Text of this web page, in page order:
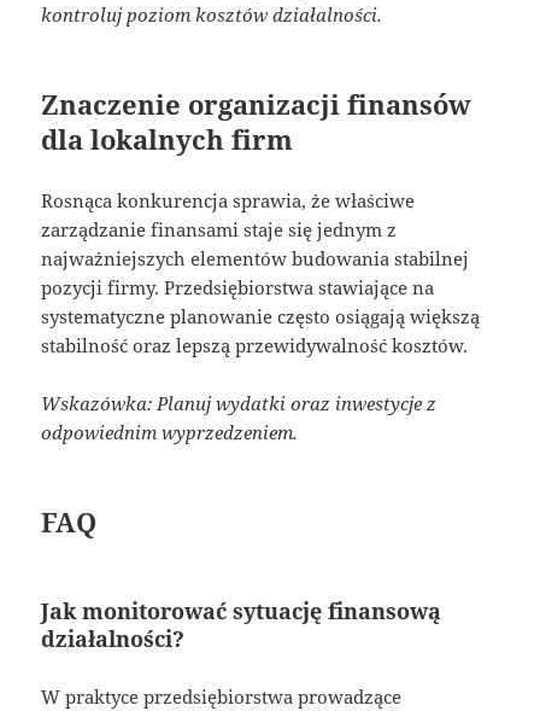
kontroluj poziom kosztów działalności.
Znaczenie organizacji finansów
dla lokalnych firm
Rosnąca konkurencja sprawia, że właściwe
zarządzanie finansami staje się jednym z
najważniejszych elementów budowania stabilnej
pozycji firmy. Przedsiębiorstwa stawiające na
systematyczne planowanie często osiągają większą
stabilność oraz lepszą przewidywalność kosztów.
Wskazówka: Planuj wydatki oraz inwestycje z
odpowiednim wyprzedzeniem.
FAQ
Jak monitorować sytuację finansową
działalności?
W praktyce przedsiębiorstwa prowadzące